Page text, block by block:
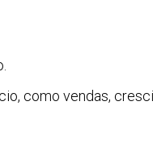
como vendas,